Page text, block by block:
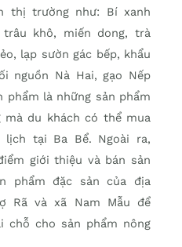
thị trường như: Bí xanh
khô, miến dong, trà
lạp sườn gác bếp, khẩu
nguồn Nà Hai, gạo Nếp
phẩm là những sản phẩm
mà du khách có thể mua
tại Ba Bể. Ngoài ra,
giới thiệu và bán sản
phẩm đặc sản của địa
Rã và xã Nam Mẫu để
chỗ cho sản phẩm nông